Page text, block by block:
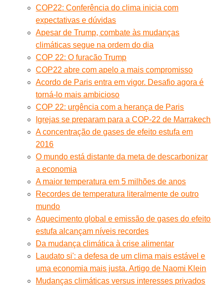
COP22: Conferência do clima inicia com
expectativas e dúvidas
Apesar de Trump, combate às mudanças
climáticas segue na ordem do dia
COP 22: O furacão Trump
COP22 abre com apelo a mais compromisso
Acordo de Paris entra em vigor. Desafio agora é
torná-lo mais ambicioso
COP 22: urgência com a herança de Paris
Igrejas se preparam para a COP-22 de Marrakech
A concentração de gases de efeito estufa em
2016
O mundo está distante da meta de descarbonizar
a economia
A maior temperatura em 5 milhões de anos
Recordes de temperatura literalmente de outro
mundo
Aquecimento global e emissão de gases do efeito
estufa alcançam níveis recordes
Da mudança climática à crise alimentar
Laudato si': a defesa de um clima mais estável e
uma economia mais justa. Artigo de Naomi Klein
Mudanças climáticas versus interesses privados